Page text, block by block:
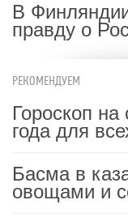
В
правду о
РЕКОМЕНДУЕМ
Гороскоп на
года для
Басма в
овощами и